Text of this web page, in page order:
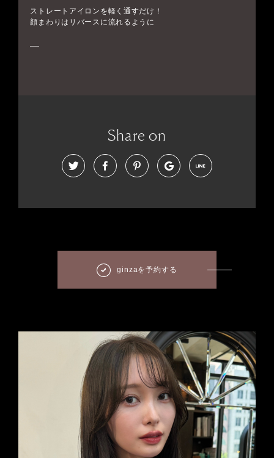
ストレートアイロンを軽く通すだけ！
顔まわりはリバースに流れるように
Share on
ginzaを予約する